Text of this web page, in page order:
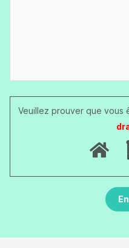
Veuillez prouver que vous